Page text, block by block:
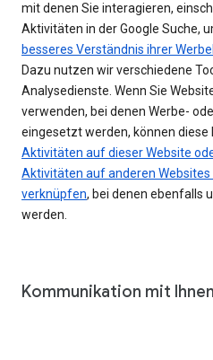
mit denen Sie interagieren,
Aktivitäten in der Google Suche,
besseres Verständnis ihrer
Dazu nutzen wir verschiedene
Analysedienste. Wenn Sie
verwenden, bei denen Werbe-
eingesetzt werden, können diese
Aktivitäten auf dieser Website
Aktivitäten auf anderen Websites
verknüpfen, bei denen ebenfalls
werden.
Kommunikation mit Ihnen